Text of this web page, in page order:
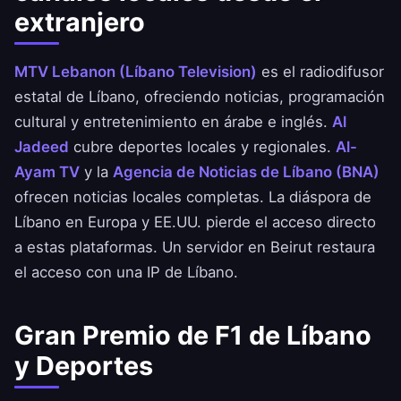
extranjero
MTV Lebanon (Líbano Television) es el radiodifusor
estatal de Líbano, ofreciendo noticias, programación
cultural y entretenimiento en árabe e inglés. Al
Jadeed cubre deportes locales y regionales. Al-
Ayam TV y la Agencia de Noticias de Líbano (BNA)
ofrecen noticias locales completas. La diáspora de
Líbano en Europa y EE.UU. pierde el acceso directo
a estas plataformas. Un servidor en Beirut restaura
el acceso con una IP de Líbano.
Gran Premio de F1 de Líbano
y Deportes